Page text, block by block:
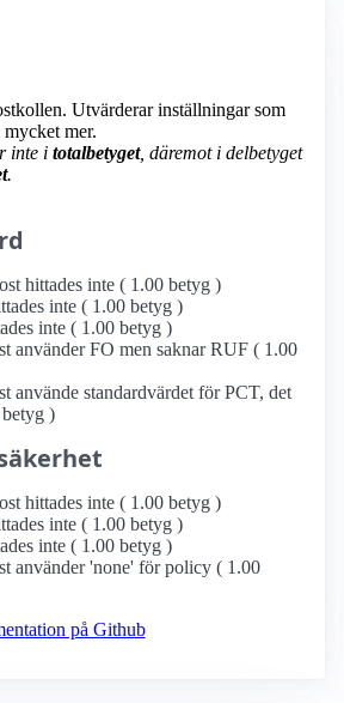
Utvärderar inställningar som
mer.
inte i totalbetyget, däremot i delbetyget
.
hittades inte ( 1.00 betyg )
inte ( 1.00 betyg )
inte ( 1.00 betyg )
använder FO men saknar RUF ( 1.00
standardvärdet för PCT, det
)
hittades inte ( 1.00 betyg )
inte ( 1.00 betyg )
inte ( 1.00 betyg )
använder 'none' för policy ( 1.00
på Github